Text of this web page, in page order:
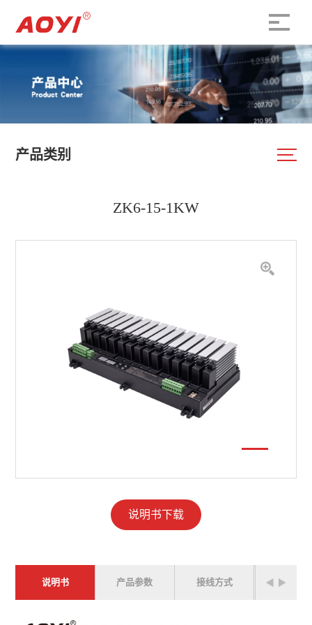
产品类别
ZK6-15-1KW
说明书下载
说明书 产品参数 接线方式